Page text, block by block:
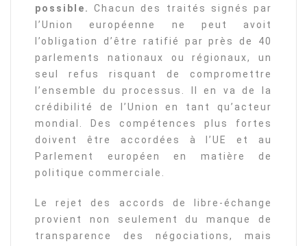
possible.Chacun des traités signés par
l’Union européenne ne peut avoit
l’obligation d’être ratifié par près de 40
parlements nationaux ou régionaux, un
seul refus risquant de compromettre
l’ensemble du processus. Il en va de la
crédibilité de l’Union en tant qu’acteur
mondial. Des compétences plus fortes
doivent être accordées à l’UE et au
Parlement européen en matière de
politique commerciale.
Le rejet des accords de libre-échange
provient non seulement du manque de
transparence des négociations, mais